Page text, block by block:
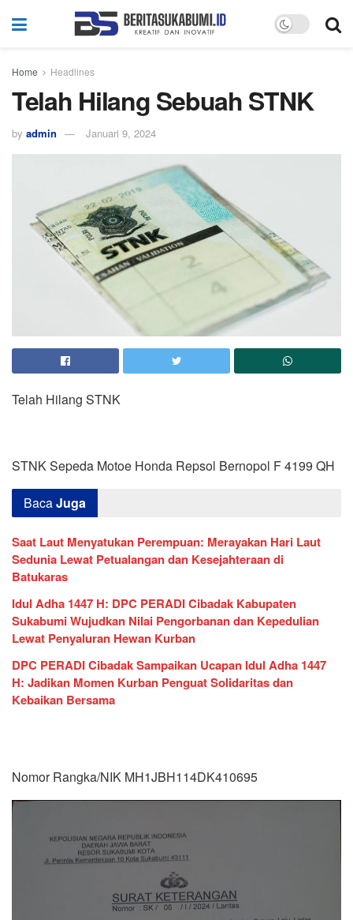
Home Headlines
Telah Hilang Sebuah STNK
by admin Januari 9, 2024
Telah Hilang STNK
STNK Sepeda Motoe Honda Repsol Bernopol F 4199 QH
BacaJuga
Saat Laut Menyatukan Perempuan: Merayakan Hari Laut
Sedunia Lewat Petualangan dan Kesejahteraan di
Batukaras
Idul Adha 1447 H: DPC PERADI Cibadak Kabupaten
Sukabumi Wujudkan Nilai Pengorbanan dan Kepedulian
Lewat Penyaluran Hewan Kurban
DPC PERADI Cibadak Sampaikan Ucapan Idul Adha 1447
H: Jadikan Momen Kurban Penguat Solidaritas dan
Kebaikan Bersama
Nomor Rangka/NIK MH1JBH114DK410695